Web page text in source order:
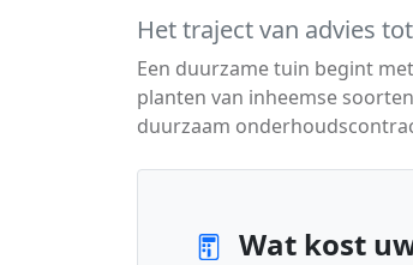
Het traject van advies
Een duurzame tuin begint
planten van inheemse
duurzaam
Wat kost